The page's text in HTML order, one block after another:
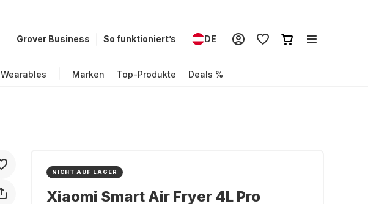
Grover Business So funktioniert’s DE
Wearables Marken Top-Produkte Deals %
NICHT AUF LAGER
Xiaomi Smart Air Fryer 4L Pro